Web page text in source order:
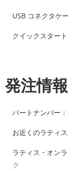
USB コネクタケ
クイックスター
発注情報
パートナンバー
お近くのラティ
ラティス・オン
ク